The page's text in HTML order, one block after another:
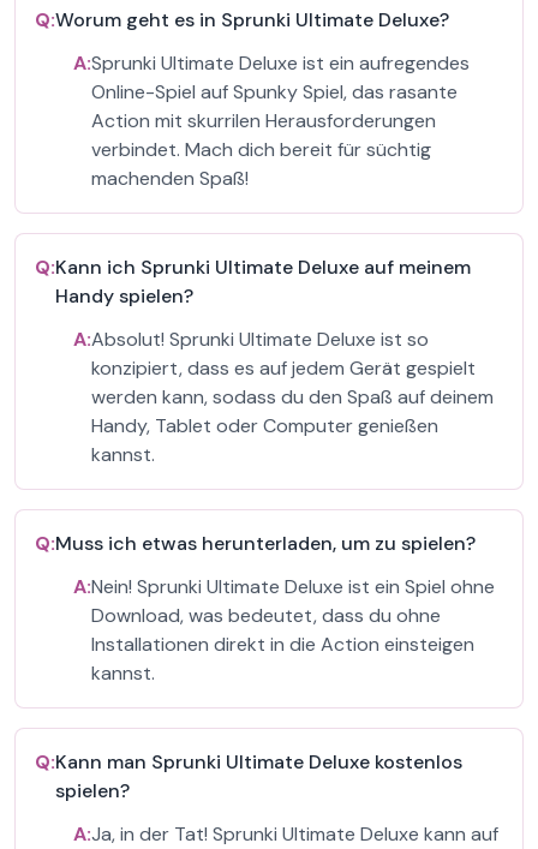
Q:Worum geht es in Sprunki Ultimate Deluxe?
A:Sprunki Ultimate Deluxe ist ein aufregendes
Online-Spiel auf Spunky Spiel, das rasante
Action mit skurrilen Herausforderungen
verbindet. Mach dich bereit für süchtig
machenden Spaß!
Q:Kann ich Sprunki Ultimate Deluxe auf meinem
Handy spielen?
A:Absolut! Sprunki Ultimate Deluxe ist so
konzipiert, dass es auf jedem Gerät gespielt
werden kann, sodass du den Spaß auf deinem
Handy, Tablet oder Computer genießen
kannst.
Q:Muss ich etwas herunterladen, um zu spielen?
A:Nein! Sprunki Ultimate Deluxe ist ein Spiel ohne
Download, was bedeutet, dass du ohne
Installationen direkt in die Action einsteigen
kannst.
Q:Kann man Sprunki Ultimate Deluxe kostenlos
spielen?
A:Ja, in der Tat! Sprunki Ultimate Deluxe kann auf